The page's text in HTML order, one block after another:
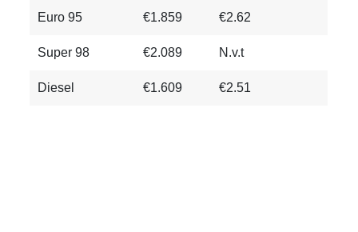
Euro 95 €1.859 €2.62
Super 98 €2.089 N.v.t
Diesel €1.609 €2.51